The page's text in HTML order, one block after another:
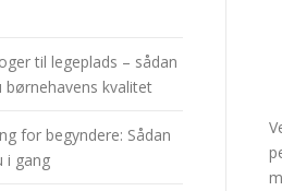
til legeplads – sådan
børnehavens kvalitet
for begyndere: Sådan
i gang